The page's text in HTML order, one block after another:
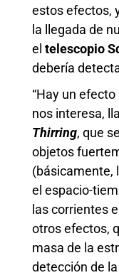
estos efectos,
la llegada de
el telescopio
debería
“Hay un
nos interesa,
Thirring, que
objetos
(básicamente,
el espacio-
las corrientes
otros efectos,
masa de la
detección de